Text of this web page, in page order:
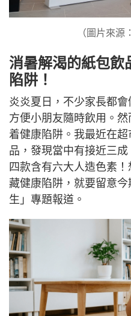
（圖片來源
消暑解渴的紙包飲
陷阱！
炎炎夏日，不少家長都
方便小朋友隨時飲用。
着健康陷阱。我最近在
品，發現當中有接近三
四款含有六大人造色素
藏健康陷阱，就要留意
生」專題報道。